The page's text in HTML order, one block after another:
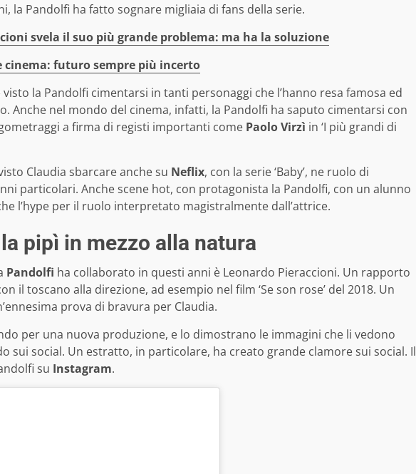
la Pandolfi ha fatto sognare migliaia di fans della serie.
svela il suo più grande problema: ma ha la soluzione
cinema: futuro sempre più incerto
la Pandolfi cimentarsi in tanti personaggi che l’hanno resa famosa ed
Anche nel mondo del cinema, infatti, la Pandolfi ha saputo cimentarsi con
a firma di registi importanti come Paolo Virzì in ‘I più grandi di
Claudia sbarcare anche su Neflix, con la serie ‘Baby’, ne ruolo di
particolari. Anche scene hot, con protagonista la Pandolfi, con un alunno
l’hype per il ruolo interpretato magistralmente dall’attrice.
pipì in mezzo alla natura
Pandolfi ha collaborato in questi anni è Leonardo Pieraccioni. Un rapporto
il toscano alla direzione, ad esempio nel film ‘Se son rose’ del 2018. Un
prova di bravura per Claudia.
per una nuova produzione, e lo dimostrano le immagini che li vedono
sui social. Un estratto, in particolare, ha creato grande clamore sui social. Il
su Instagram.